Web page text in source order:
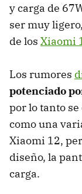
y carga de
ser muy
de los Xiaomi
Los rumores
potenciado
por lo tanto
como una
Xiaomi 12,
diseño, la
carga.